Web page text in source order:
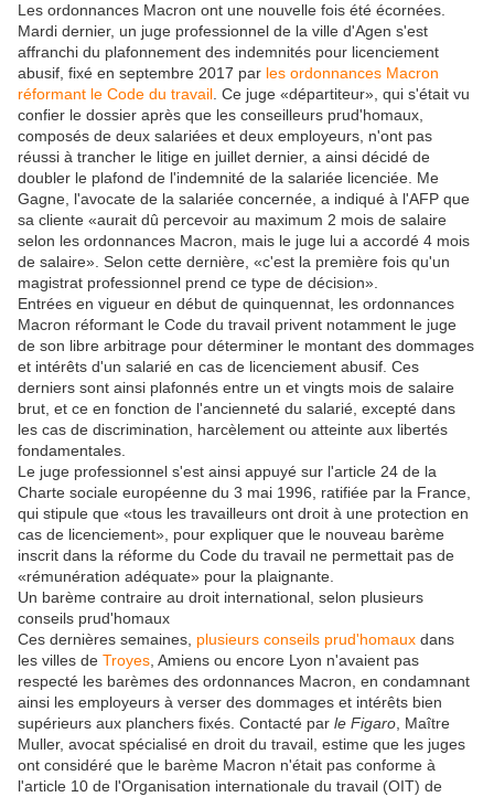
Les ordonnances Macron ont une nouvelle fois été écornées.
Mardi dernier, un juge professionnel de la ville d'Agen s'est
affranchi du plafonnement des indemnités pour licenciement
abusif, fixé en septembre 2017 par les ordonnances Macron
réformant le Code du travail . Ce juge «départiteur», qui s'était vu
confier le dossier après que les conseilleurs prud'homaux,
composés de deux salariées et deux employeurs, n'ont pas
réussi à trancher le litige en juillet dernier, a ainsi décidé de
doubler le plafond de l'indemnité de la salariée licenciée. Me
Gagne, l'avocate de la salariée concernée, a indiqué à l'AFP que
sa cliente «aurait dû percevoir au maximum 2 mois de salaire
selon les ordonnances Macron, mais le juge lui a accordé 4 mois
de salaire». Selon cette dernière, «c'est la première fois qu'un
magistrat professionnel prend ce type de décision».
Entrées en vigueur en début de quinquennat, les ordonnances
Macron réformant le Code du travail privent notamment le juge
de son libre arbitrage pour déterminer le montant des dommages
et intérêts d'un salarié en cas de licenciement abusif. Ces
derniers sont ainsi plafonnés entre un et vingts mois de salaire
brut, et ce en fonction de l'ancienneté du salarié, excepté dans
les cas de discrimination, harcèlement ou atteinte aux libertés
fondamentales.
Le juge professionnel s'est ainsi appuyé sur l'article 24 de la
Charte sociale européenne du 3 mai 1996, ratifiée par la France,
qui stipule que «tous les travailleurs ont droit à une protection en
cas de licenciement», pour expliquer que le nouveau barème
inscrit dans la réforme du Code du travail ne permettait pas de
«rémunération adéquate» pour la plaignante.
Un barème contraire au droit international, selon plusieurs
conseils prud'homaux
Ces dernières semaines, plusieurs conseils prud'homaux dans
les villes de Troyes , Amiens ou encore Lyon n'avaient pas
respecté les barèmes des ordonnances Macron, en condamnant
ainsi les employeurs à verser des dommages et intérêts bien
supérieurs aux planchers fixés. Contacté par le Figaro , Maître
Muller, avocat spécialisé en droit du travail, estime que les juges
ont considéré que le barème Macron n'était pas conforme à
l'article 10 de l'Organisation internationale du travail (OIT) de